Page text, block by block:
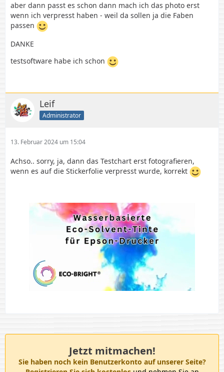
aber dann passt es schon dann mach ich das photo erst
wenn ich verpresst haben - weil da sollen ja die Faben
passen
DANKE
testsoftware habe ich schon
Leif
Administrator
13. Februar 2024 um 15:04
Achso.. sorry, ja, dann das Testchart erst fotografieren,
wenn es auf die Stickerfolie verpresst wurde, korrekt
Jetzt mitmachen!
Sie haben noch kein Benutzerkonto auf unserer Seite?